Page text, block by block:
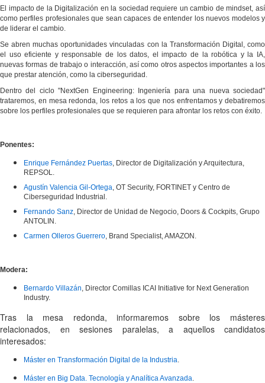
El impacto de la Digitalización en la sociedad requiere un cambio de mindset, así
como perfiles profesionales que sean capaces de entender los nuevos modelos y
de liderar el cambio.
Se abren muchas oportunidades vinculadas con la Transformación Digital, como
el uso eficiente y responsable de los datos, el impacto de la robótica y la IA,
nuevas formas de trabajo o interacción, así como otros aspectos importantes a los
que prestar atención, como la ciberseguridad.
Dentro del ciclo "NextGen Engineering: Ingeniería para una nueva sociedad"
trataremos, en mesa redonda, los retos a los que nos enfrentamos y debatiremos
sobre los perfiles profesionales que se requieren para afrontar los retos con éxito.
Ponentes:
Enrique Fernández Puertas , Director de Digitalización y Arquitectura,
REPSOL.
Agustín Valencia Gil-Ortega , OT Security, FORTINET y Centro de
Ciberseguridad Industrial.
Fernando Sanz , Director de Unidad de Negocio, Doors & Cockpits, Grupo
ANTOLIN.
Carmen Olleros Guerrero , Brand Specialist, AMAZON.
Modera:
Bernardo Villazán , Director Comillas ICAI Initiative for Next Generation
Industry.
Tras la mesa redonda, informaremos sobre los másteres
relacionados, en sesiones paralelas, a aquellos candidatos
interesados:
Máster en Transformación Digital de la Industria
Máster en Big Data. Tecnología y Analítica Avanzada